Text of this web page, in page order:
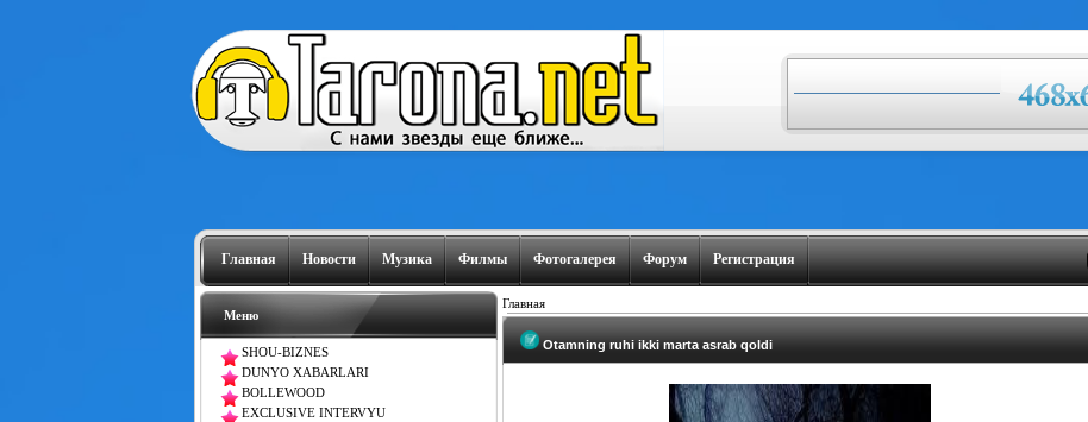
Главная Новости Музика Филмы Фотогалерея Форум Регистрация
Меню
SHOU-BIZNES
DUNYO XABARLARI
BOLLEWOOD
EXCLUSIVE INTERVYU
Главная
Otamning ruhi ikki marta asrab qoldi